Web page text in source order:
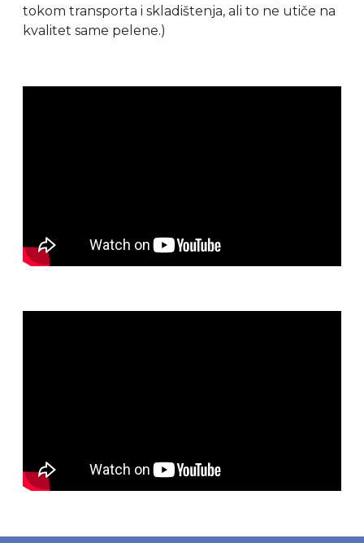
tokom transporta i skladištenja, ali to ne utiče na
kvalitet same pelene.)